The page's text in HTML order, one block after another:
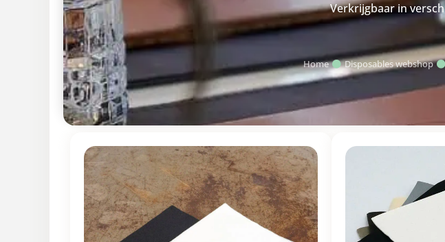
Verkrijgbaar in
Home Disposables webshop